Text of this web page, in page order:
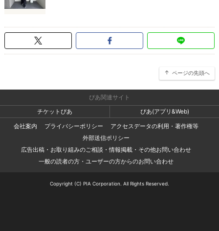
ページの先頭へ
ぴあ関連サイト
チケットぴあ
ぴあ(アプリ&Web)
会社案内
プライバシーポリシー
アクセスデータの利用・著作権等
外部送信ポリシー
広告出稿・お取り組みのご相談・情報掲載・その他お問い合わせ
一般の読者の方・ユーザーの方からのお問い合わせ
Copyright (C) PIA Corporation. All Rights Reserved.